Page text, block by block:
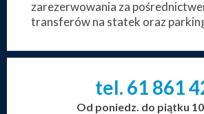
zarezerwowania za
transferów na statek oraz
tel. 61 861
Od poniedz. do piątku